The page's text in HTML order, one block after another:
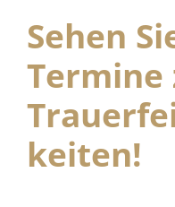
Sehen
Termine
keiten!